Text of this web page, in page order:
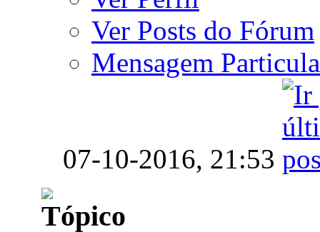
Ver Posts do Fórum
Mensagem
07-10-2016, 21:53